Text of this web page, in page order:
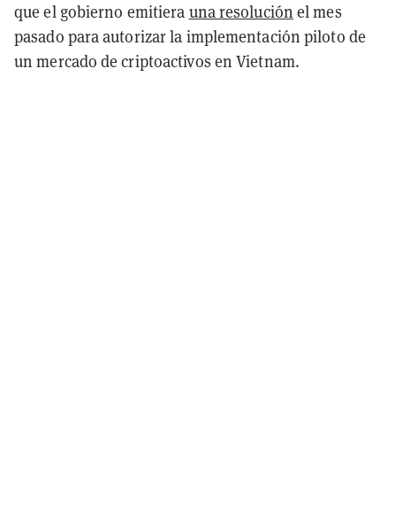
que el gobierno emitiera una resolución el mes
pasado para autorizar la implementación piloto de
un mercado de criptoactivos en Vietnam.